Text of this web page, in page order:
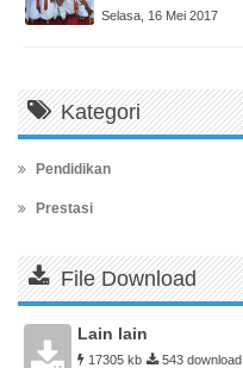
Selasa, 16 Mei 2017
Kategori
Pendidikan
Prestasi
File Download
Lain lain
17305 kb 543 download